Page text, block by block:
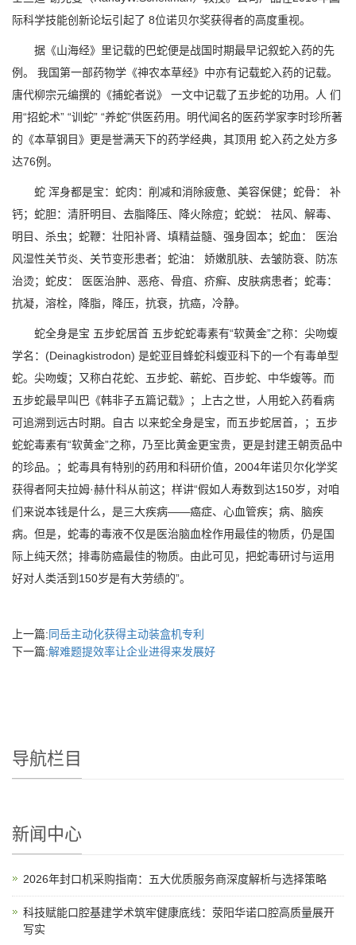
际科学技能创新论坛引起了 8位诺贝尔奖获得者的高度重视。
据《山海经》里记载的巴蛇便是战国时期最早记叙蛇入药的先
例。 我国第一部药物学《神农本草经》中亦有记载蛇入药的记载。
唐代柳宗元编撰的《捕蛇者说》 一文中记载了五步蛇的功用。人 们
用“招蛇术” “训蛇” “养蛇”供医药用。明代闻名的医药学家李时珍所著
的《本草钢目》更是誉满天下的药学经典，其顶用 蛇入药之处方多
达76例。
蛇 浑身都是宝：蛇肉：削减和消除疲惫、美容保健；蛇骨： 补
钙；蛇胆：清肝明目、去脂降压、降火除痘；蛇蜕： 祛风、解毒、
明目、杀虫；蛇鞭：壮阳补肾、填精益髓、强身固本；蛇血： 医治
风湿性关节炎、关节变形患者；蛇油： 娇嫩肌肤、去皱防衰、防冻
治烫；蛇皮： 医医治肿、恶疮、骨疽、疥癣、皮肤病患者；蛇毒：
抗凝，溶栓，降脂，降压，抗衰，抗癌，冷静。
蛇全身是宝 五步蛇居首 五步蛇蛇毒素有“软黄金”之称：尖吻蝮
学名：(Deinagkistrodon) 是蛇亚目蜂蛇科蝮亚科下的一个有毒单型
蛇。尖吻蝮；又称白花蛇、五步蛇、蕲蛇、百步蛇、中华蝮等。而
五步蛇最早叫巴《韩非子五篇记载》；上古之世，人用蛇入药看病
可追溯到远古时期。自古 以来蛇全身是宝，而五步蛇居首，；五步
蛇蛇毒素有“软黄金”之称，乃至比黄金更宝贵，更是封建王朝贡品中
的珍品。；蛇毒具有特别的药用和科研价值，2004年诺贝尔化学奖
获得者阿夫拉姆·赫什科从前这；样讲“假如人寿数到达150岁，对咱
们来说本钱是什么，是三大疾病——癌症、心血管疾；病、脑疾
病。但是，蛇毒的毒液不仅是医治脑血栓作用最佳的物质，仍是国
际上纯天然；排毒防癌最佳的物质。由此可见，把蛇毒研讨与运用
好对人类活到150岁是有大劳绩的”。
上一篇:同岳主动化获得主动装盒机专利
下一篇:解难题提效率让企业进得来发展好
导航栏目
新闻中心
2026年封口机采购指南：五大优质服务商深度解析与选择策略
科技赋能口腔基建学术筑牢健康底线：荥阳华诺口腔高质量展开
写实